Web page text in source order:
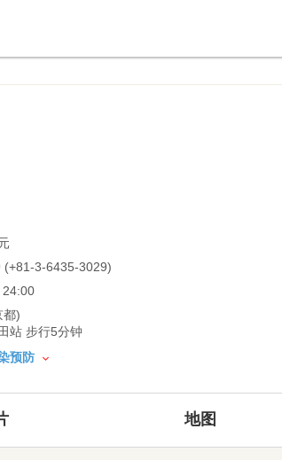
(+81-3-6435-3029)
24:00
都)
站 步行5分钟
预防
地图